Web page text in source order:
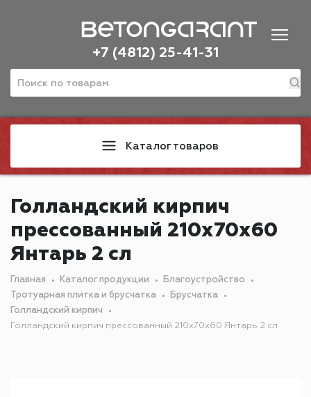
+7 (4812) 25-41-31
Каталог товаров
Голландский кирпич
прессованный 210х70х60
Янтарь 2 сл
Главная Каталог продукции
Благоустройство
Тротуарная плитка и брусчатка
Брусчатка
Голландский кирпич
Голландский кирпич прессованный 210х70х60 Янтарь 2 сл